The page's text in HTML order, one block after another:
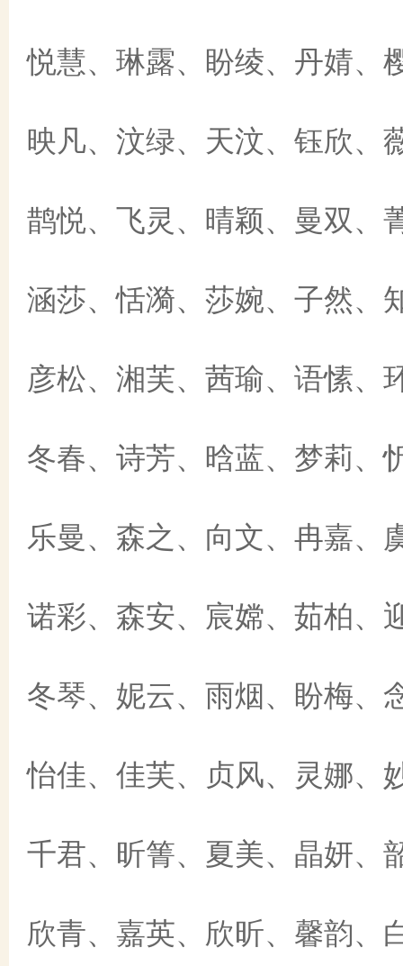
悦慧、琳露、盼绫、丹婧、
映凡、汶绿、天汶、钰欣、
鹊悦、飞灵、晴颖、曼双、
涵莎、恬漪、莎婉、子然、
彦松、湘芙、茜瑜、语愫、
冬春、诗芳、晗蓝、梦莉、
乐曼、森之、向文、冉嘉、
诺彩、森安、宸嫦、茹柏、
冬琴、妮云、雨烟、盼梅、
怡佳、佳芙、贞风、灵娜、
千君、昕箐、夏美、晶妍、
欣青、嘉英、欣昕、馨韵、